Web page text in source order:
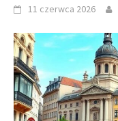
11 czerwca 2026